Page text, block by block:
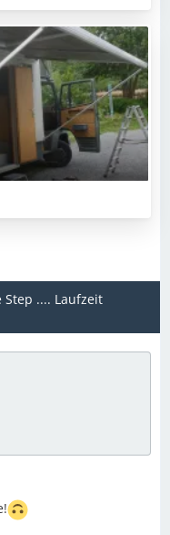
.... Laufzeit